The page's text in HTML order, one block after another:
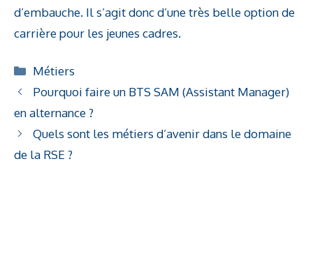
d’embauche. Il s’agit donc d’une très belle option de
carrière pour les jeunes cadres.
Catégories
Métiers
Pourquoi faire un BTS SAM (Assistant Manager)
en alternance ?
Quels sont les métiers d’avenir dans le domaine
de la RSE ?